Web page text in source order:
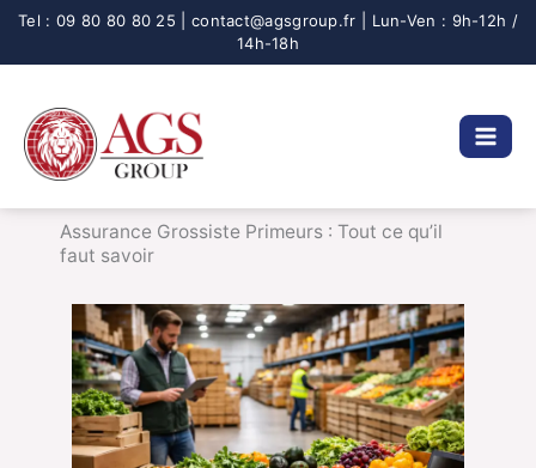
Aller
Assurance Grossiste Primeurs : Tout ce qu’il
faut savoir